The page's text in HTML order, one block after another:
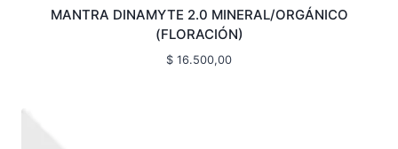
MANTRA DINAMYTE 2.0 MINERAL/ORGÁNICO
(FLORACIÓN)
$ 16.500,00